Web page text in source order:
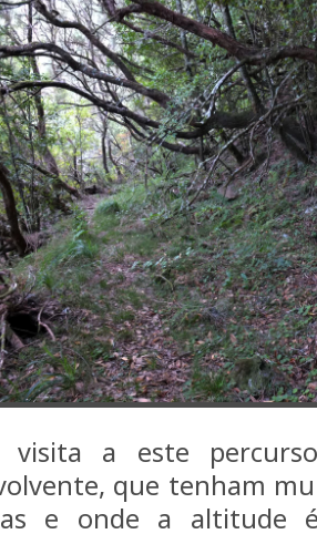
visita a este
que tenham
e onde a altitude